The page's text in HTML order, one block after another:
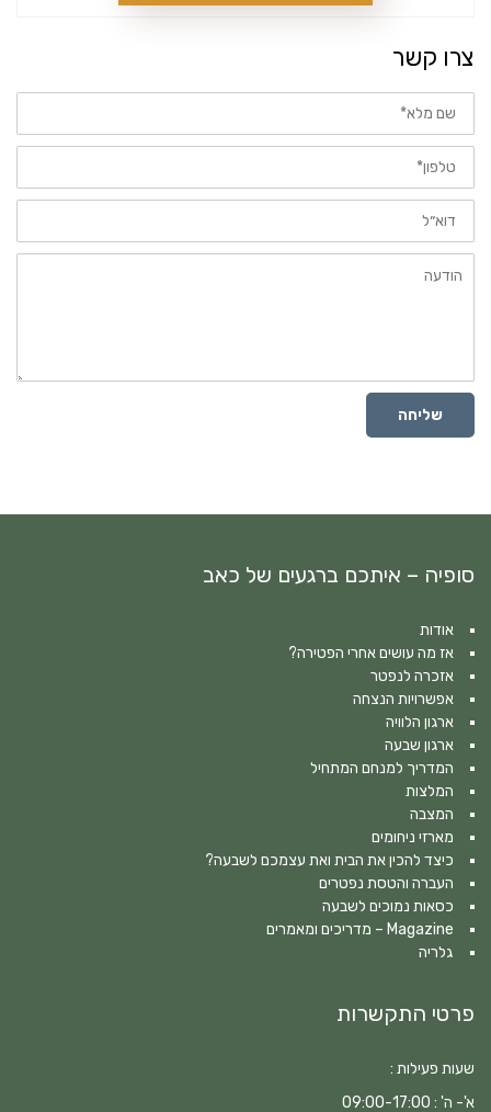
צרו קשר
שם
מלא
טלפון
דוא״ל
הודעה
שליחה
סופיה – איתכם ברגעים של כאב
אודות
אז מה עושים אחרי הפטירה?
אזכרה לנפטר
אפשרויות הנצחה
ארגון הלוויה
ארגון שבעה
המדריך למנחם המתחיל
המלצות
המצבה
מארזי ניחומים
כיצד להכין את הבית ואת עצמכם לשבעה?
העברה והטסת נפטרים
כסאות נמוכים לשבעה
Magazine – מדריכים ומאמרים
גלריה
פרטי התקשרות
שעות פעילות :
א'- ה' : 09:00-17:00